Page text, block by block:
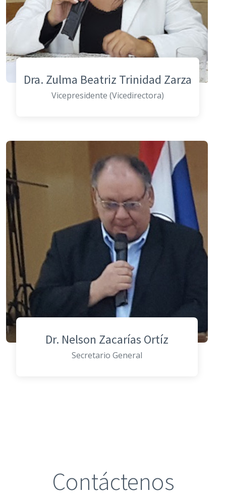
Dra. Zulma Beatriz Trinidad Zarza
Vicepresidente (Vicedirectora)
Dr. Nelson Zacarías Ortíz
Secretario General
Contáctenos